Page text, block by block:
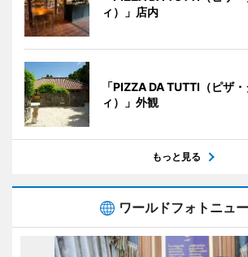
ィ）」店内
「PIZZA DA TUTTI（ピザ
ィ）」外観
もっと見る
ワールドフォトニュ